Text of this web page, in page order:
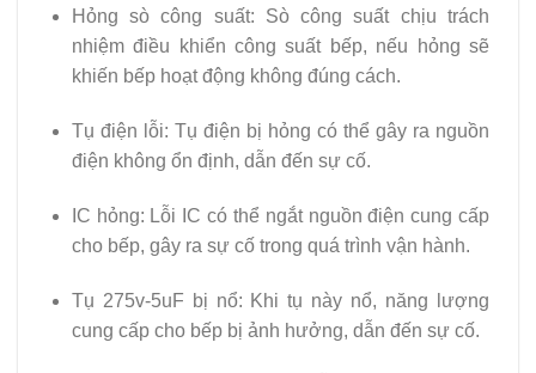
Hỏng sò công suất: Sò công suất chịu trách
nhiệm điều khiển công suất bếp, nếu hỏng sẽ
khiến bếp hoạt động không đúng cách.
Tụ điện lỗi: Tụ điện bị hỏng có thể gây ra nguồn
điện không ổn định, dẫn đến sự cố.
IC hỏng: Lỗi IC có thể ngắt nguồn điện cung cấp
cho bếp, gây ra sự cố trong quá trình vận hành.
Tụ 275v-5uF bị nổ: Khi tụ này nổ, năng lượng
cung cấp cho bếp bị ảnh hưởng, dẫn đến sự cố.